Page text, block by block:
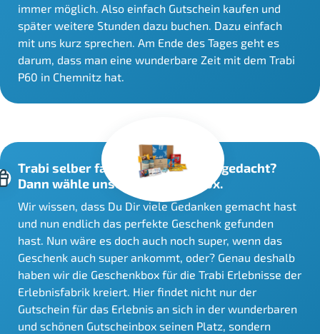
immer möglich. Also einfach Gutschein kaufen und
später weitere Stunden dazu buchen. Dazu einfach
mit uns kurz sprechen. Am Ende des Tages geht es
darum, dass man eine wunderbare Zeit mit dem Trabi
P60 in Chemnitz hat.
Trabi selber fahren als Geschenk gedacht?
Dann wähle unsere Geschenkbox.
Wir wissen, dass Du Dir viele Gedanken gemacht hast
und nun endlich das perfekte Geschenk gefunden
hast. Nun wäre es doch auch noch super, wenn das
Geschenk auch super ankommt, oder? Genau deshalb
haben wir die Geschenkbox für die Trabi Erlebnisse der
Erlebnisfabrik kreiert. Hier findet nicht nur der
Gutschein für das Erlebnis an sich in der wunderbaren
und schönen Gutscheinbox seinen Platz, sondern